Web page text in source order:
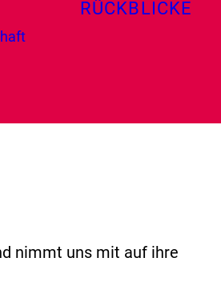
RÜCKBLICKE
nimmt uns mit auf ihre